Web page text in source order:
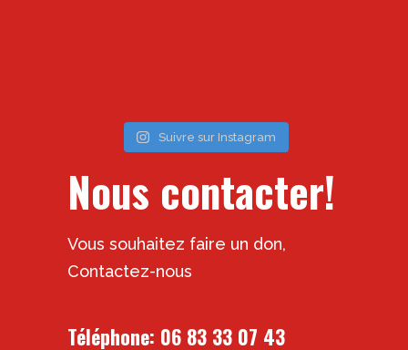
Suivre sur Instagram
Nous contacter!
Vous souhaitez faire un don,
Contactez-nous
Téléphone: 06 83 33 07 43